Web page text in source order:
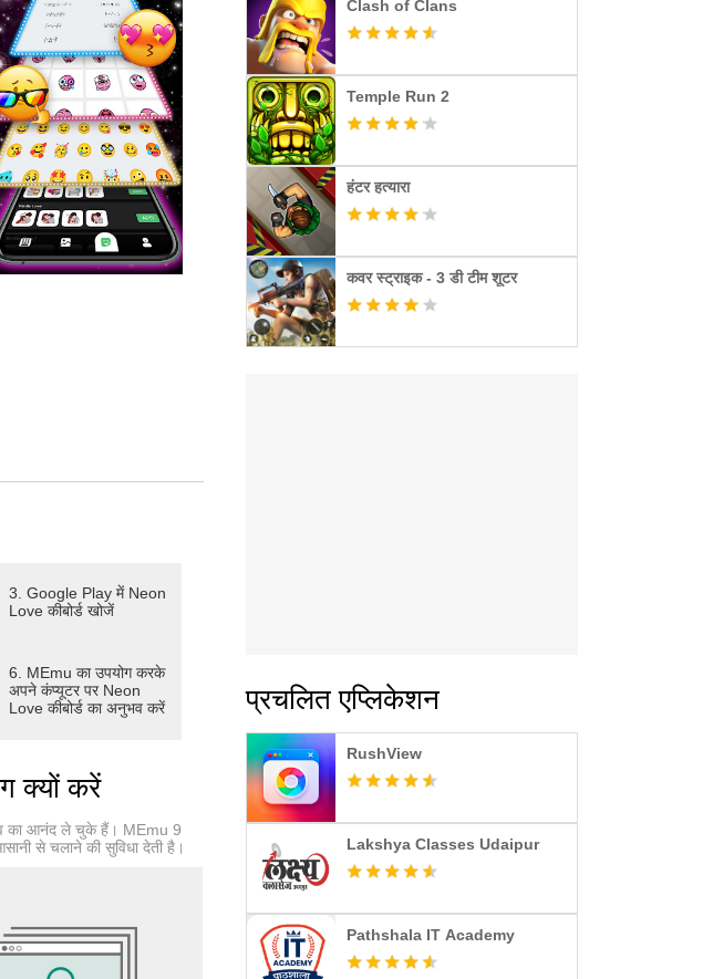
3. Google Play में Neon
Love कीबोर्ड खोजें
6. MEmu का उपयोग करके
अपने कंप्यूटर पर Neon
Love कीबोर्ड का अनुभव करें
क्यों करें
का आनंद ले चुके हैं। MEmu 9
से चलाने की सुविधा देती है।
Clash of Clans
Temple Run 2
हंटर हत्यारा
कवर स्ट्राइक - 3 डी टीम शूटर
प्रचलित एप्लिकेशन
RushView
Lakshya Classes Udaipur
Pathshala IT Academy